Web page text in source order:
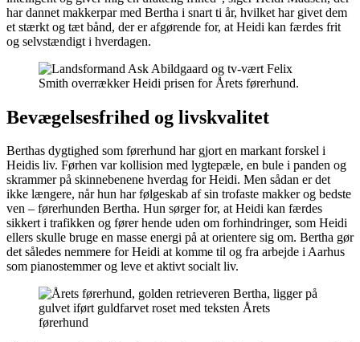
har dannet makkerpar med Bertha i snart ti år, hvilket har givet dem
et stærkt og tæt bånd, der er afgørende for, at Heidi kan færdes frit
og selvstændigt i hverdagen.
Bevægelsesfrihed og livskvalitet
Berthas dygtighed som førerhund har gjort en markant forskel i
Heidis liv. Førhen var kollision med lygtepæle, en bule i panden og
skrammer på skinnebenene hverdag for Heidi. Men sådan er det
ikke længere, når hun har følgeskab af sin trofaste makker og bedste
ven – førerhunden Bertha. Hun sørger for, at Heidi kan færdes
sikkert i trafikken og fører hende uden om forhindringer, som Heidi
ellers skulle bruge en masse energi på at orientere sig om. Bertha gør
det således nemmere for Heidi at komme til og fra arbejde i Aarhus
som pianostemmer og leve et aktivt socialt liv.